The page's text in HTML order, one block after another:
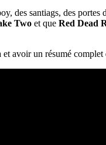
des santiags, des
Two et que Red Dead
avoir un résumé